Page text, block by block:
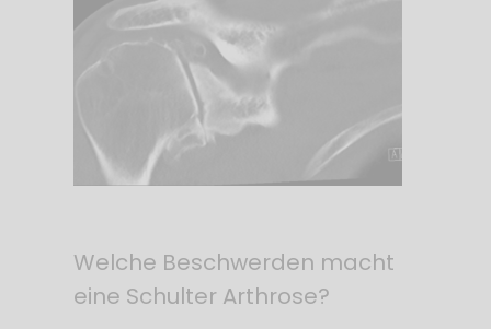
Welche Beschwerden macht
eine Schulter Arthrose?